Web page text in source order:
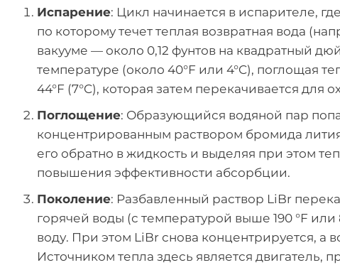
Испарение: Цикл начинается в испарителе,
по которому течет теплая возвратная вода
вакууме — около 0,12 фунтов на квадратный
температуре (около 40°F или 4°C), поглощая
44°F (7°C), которая затем перекачивается для
Поглощение: Образующийся водяной пар
концентрированным раствором бромида
его обратно в жидкость и выделяя при этом
повышения эффективности абсорбции.
Поколение: Разбавленный раствор LiBr
горячей воды (с температурой выше 190 °F
воду. При этом LiBr снова концентрируется, а
Источником тепла здесь является